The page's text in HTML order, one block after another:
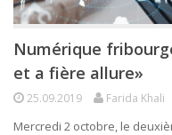
Numérique
et a fière allure»
25.09.2019 Farida Khali
Mercredi 2 octobre, le